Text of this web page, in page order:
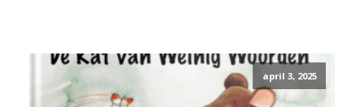
april 3, 2025